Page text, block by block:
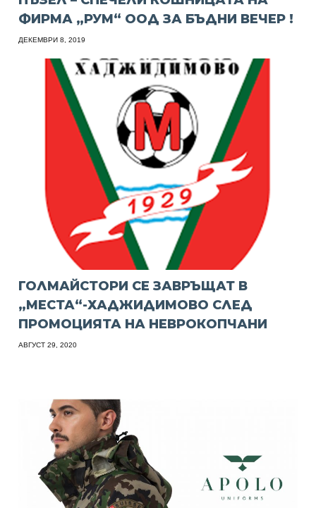
ФИРМА „РУМ“ ООД ЗА БЪДНИ ВЕЧЕР !
ДЕКЕМВРИ 8, 2019
ГОЛМАЙСТОРИ СЕ ЗАВРЪЩАТ В
„МЕСТА“-ХАДЖИДИМОВО СЛЕД
ПРОМОЦИЯТА НА НЕВРОКОПЧАНИ
АВГУСТ 29, 2020